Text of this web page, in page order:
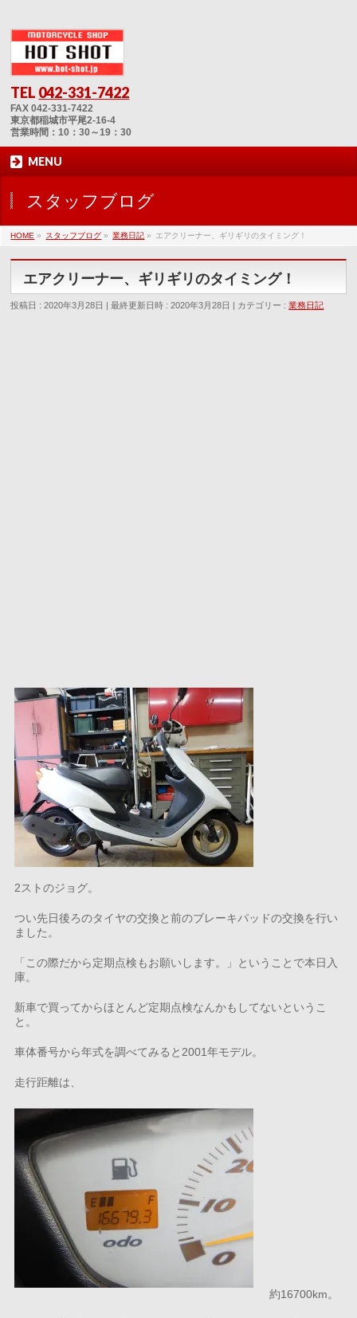
TEL 042-331-7422
FAX 042-331-7422
東京都稲城市平尾2-16-4
営業時間：10：30～19：30
MENU
スタッフブログ
HOME » スタッフブログ » 業務日記 » エアクリーナー、ギリギリのタイミング！
エアクリーナー、ギリギリのタイミング！
投稿日 : 2020年3月28日 最終更新日時 : 2020年3月28日 カテゴリー :業務日記
2ストのジョグ。
つい先日後ろのタイヤの交換と前のブレーキパッドの交換を行い
ました。
「この際だから定期点検もお願いします。」ということで本日入
庫。
新車で買ってからほとんど定期点検なんかもしてないというこ
と。
車体番号から年式を調べてみると2001年モデル。
走行距離は、
約16700km。